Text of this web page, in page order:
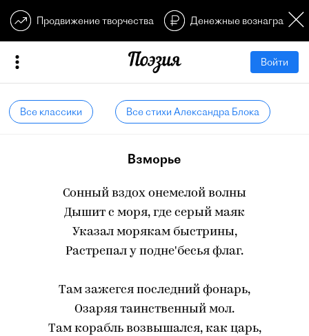
Продвижение творчества Денежные
Войти
Все классики Все стихи Александра Блока
Взморье
Сонный вздох онемелой волны
Дышит с моря, где серый маяк
Указал морякам быстрины,
Растрепал у подне'бесья флаг.
Там зажегся последний фонарь,
Озаряя таинственный мол.
Там корабль возвышался, как царь,